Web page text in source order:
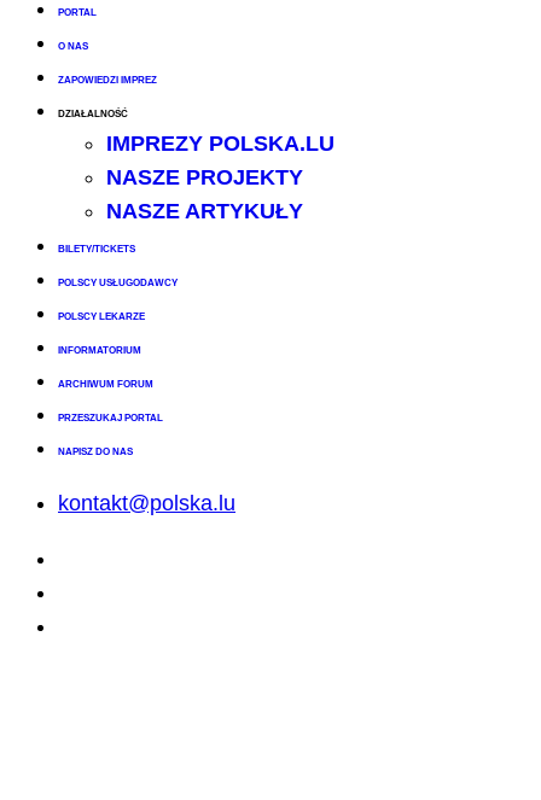
PORTAL
O NAS
ZAPOWIEDZI IMPREZ
DZIAŁALNOŚĆ
IMPREZY POLSKA.LU
NASZE PROJEKTY
NASZE ARTYKUŁY
BILETY/TICKETS
POLSCY USŁUGODAWCY
POLSCY LEKARZE
INFORMATORIUM
ARCHIWUM FORUM
PRZESZUKAJ PORTAL
NAPISZ DO NAS
kontakt@polska.lu